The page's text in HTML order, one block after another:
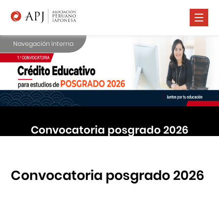
Nosotros
Comunidad Nikkei
Promoción Cultural
Cursos
Salud
Contáctanos
Convocatoria posgrado 2026
Navegación interna
Convocatoria posgrado 2026